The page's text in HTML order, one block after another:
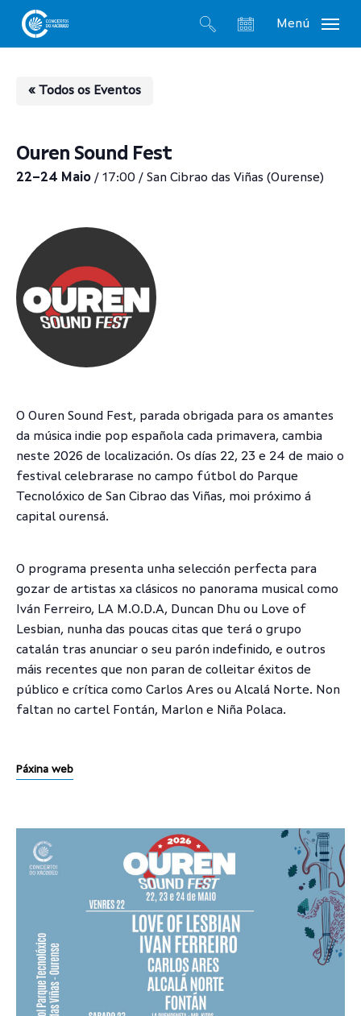
Menú
« Todos os Eventos
Ouren Sound Fest
22–24 Maio / 17:00 / San Cibrao das Viñas (Ourense)
O Ouren Sound Fest, parada obrigada para os amantes
da música indie pop española cada primavera, cambia
neste 2026 de localización. Os días 22, 23 e 24 de maio o
festival celebrarase no campo fútbol do Parque
Tecnolóxico de San Cibrao das Viñas, moi próximo á
capital ourensá.
O programa presenta unha selección perfecta para
gozar de artistas xa clásicos no panorama musical como
Iván Ferreiro, LA M.O.D.A, Duncan Dhu ou Love of
Lesbian, nunha das poucas citas que terá o grupo
catalán tras anunciar o seu parón indefinido, e outros
máis recentes que non paran de colleitar éxitos de
público e crítica como Carlos Ares ou Alcalá Norte. Non
faltan no cartel Fontán, Marlon e Niña Polaca.
Páxina web